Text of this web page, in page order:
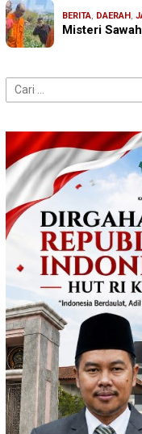
BERITA, DAERAH ,
Misteri
Cari
untuk: